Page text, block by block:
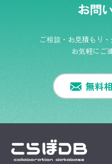
お問
ご相談・お見積もり・
お気軽にご
無料